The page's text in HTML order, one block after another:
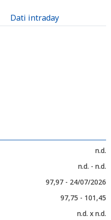
Dati intraday
n.d.
n.d. - n.d.
97,97 - 24/07/2026
97,75 - 101,45
n.d. x n.d.